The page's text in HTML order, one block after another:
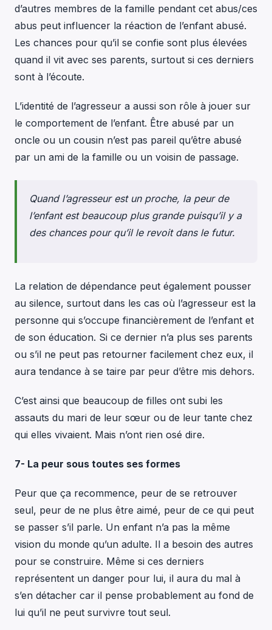
d’autres membres de la famille pendant cet abus/ces
abus peut influencer la réaction de l’enfant abusé.
Les chances pour qu’il se confie sont plus élevées
quand il vit avec ses parents, surtout si ces derniers
sont à l’écoute.
L’identité de l’agresseur a aussi son rôle à jouer sur
le comportement de l’enfant. Être abusé par un
oncle ou un cousin n’est pas pareil qu’être abusé
par un ami de la famille ou un voisin de passage.
Quand l’agresseur est un proche, la peur de
l’enfant est beaucoup plus grande puisqu’il y a
des chances pour qu’il le revoit dans le futur.
La relation de dépendance peut également pousser
au silence, surtout dans les cas où l’agresseur est la
personne qui s’occupe financièrement de l’enfant et
de son éducation. Si ce dernier n’a plus ses parents
ou s’il ne peut pas retourner facilement chez eux, il
aura tendance à se taire par peur d’être mis dehors.
C’est ainsi que beaucoup de filles ont subi les
assauts du mari de leur sœur ou de leur tante chez
qui elles vivaient. Mais n’ont rien osé dire.
7- La peur sous toutes ses formes
Peur que ça recommence, peur de se retrouver
seul, peur de ne plus être aimé, peur de ce qui peut
se passer s’il parle. Un enfant n’a pas la même
vision du monde qu’un adulte. Il a besoin des autres
pour se construire. Même si ces derniers
représentent un danger pour lui, il aura du mal à
s’en détacher car il pense probablement au fond de
lui qu’il ne peut survivre tout seul.